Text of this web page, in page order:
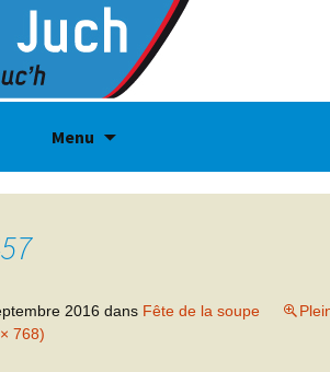
Menu
2016 dans Fête de la soupe
768)